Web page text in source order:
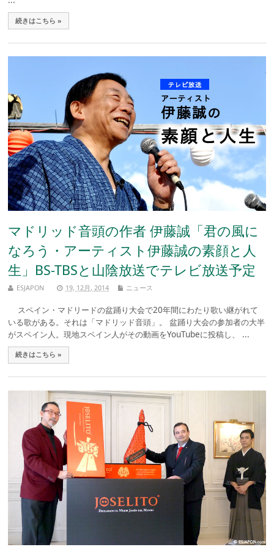
続きはこちら »
マドリッド音頭の作者 伊藤誠「君の風に
なろう・アーティスト伊藤誠の素顔と人
生」BS-TBSと山陰放送でテレビ放送予定
ESJAPON 19, 12月, 2014 ニュース
スペイン・マドリードの盆踊り大会で20年間にわたり歌い継がれて
いる歌がある。それは「マドリッド音頭」。 盆踊り大会の参加者の大半
がスペイン人。現地スペイン人がその動画をYouTubeに投稿し、 ...
続きはこちら »